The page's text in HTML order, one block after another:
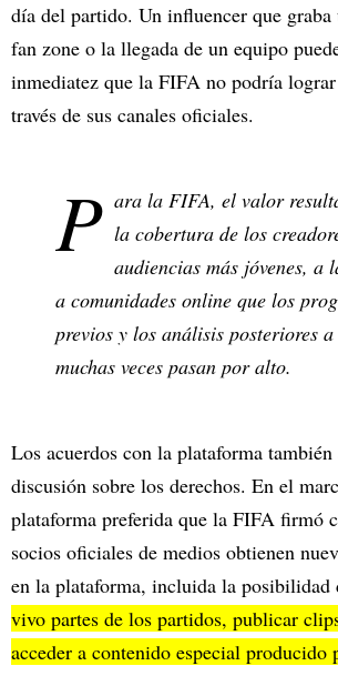
día del partido. Un influencer que graba
fan zone o la llegada de un equipo
inmediatez que la FIFA no podría
través de sus canales oficiales.
P ara la FIFA, el valor
la cobertura de los
audiencias más jóvenes, a
a comunidades online que los
previos y los análisis posteriores
muchas veces pasan por alto.
Los acuerdos con la plataforma también
discusión sobre los derechos. En el
plataforma preferida que la FIFA firmó
socios oficiales de medios obtienen
en la plataforma, incluida la posibilidad
vivo partes de los partidos, publicar
acceder a contenido especial